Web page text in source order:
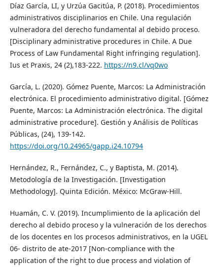
Díaz García, LI, y Urzúa Gacitúa, P. (2018). Procedimientos
administrativos disciplinarios en Chile. Una regulación
vulneradora del derecho fundamental al debido proceso.
[Disciplinary administrative procedures in Chile. A Due
Process of Law Fundamental Right infringing regulation].
Ius et Praxis, 24 (2),183-222. https://n9.cl/vq0wo
García, L. (2020). Gómez Puente, Marcos: La Administración
electrónica. El procedimiento administrativo digital. [Gómez
Puente, Marcos: La Administración electrónica. The digital
administrative procedure]. Gestión y Análisis de Políticas
Públicas, (24), 139-142.
https://doi.org/10.24965/gapp.i24.10794
Hernández, R., Fernández, C., y Baptista, M. (2014).
Metodología de la Investigación. [Investigation
Methodology]. Quinta Edición. México: McGraw-Hill.
Huamán, C. V. (2019). Incumplimiento de la aplicación del
derecho al debido proceso y la vulneración de los derechos
de los docentes en los procesos administrativos, en la UGEL
06- distrito de ate-2017 [Non-compliance with the
application of the right to due process and violation of